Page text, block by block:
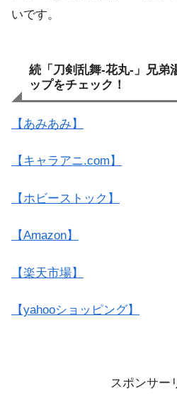
いです。
続「刀剣乱舞-花丸-」兄
ップをチェック！
【あみあみ】
【キャラアニ.com】
【ホビーストック】
【Amazon】
【楽天市場】
【yahooショッピング】
スポンサー